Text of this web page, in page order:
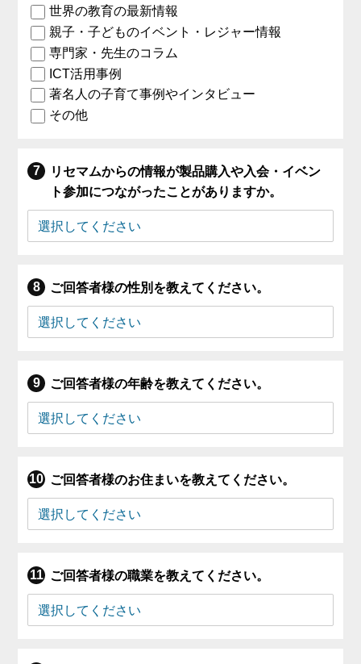
世界の教育の最新情報
親子・子どものイベント・レジャー情報
専門家・先生のコラム
ICT活用事例
著名人の子育て事例やインタビュー
その他
リセマムからの情報が製品購入や入会・イベン
ト参加につながったことがありますか。
ご回答者様の性別を教えてください。
ご回答者様の年齢を教えてください。
ご回答者様のお住まいを教えてください。
ご回答者様の職業を教えてください。